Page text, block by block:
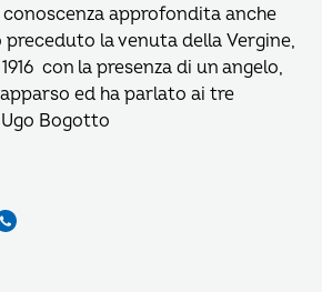
approfondita anche
la venuta della Vergine,
con la presenza di un angelo,
ed ha parlato ai tre
Bogotto